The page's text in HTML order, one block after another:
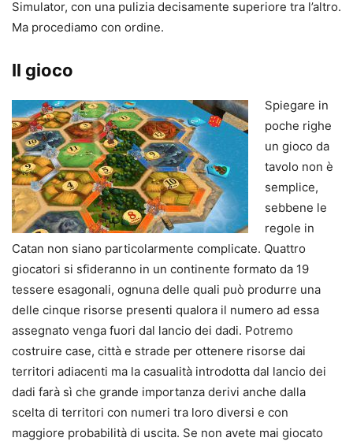
Simulator, con una pulizia decisamente superiore tra l’altro.
Ma procediamo con ordine.
Il gioco
Spiegare in
poche righe
un gioco da
tavolo non è
semplice,
sebbene le
regole in
Catan non siano particolarmente complicate. Quattro
giocatori si sfideranno in un continente formato da 19
tessere esagonali, ognuna delle quali può produrre una
delle cinque risorse presenti qualora il numero ad essa
assegnato venga fuori dal lancio dei dadi. Potremo
costruire case, città e strade per ottenere risorse dai
territori adiacenti ma la casualità introdotta dal lancio dei
dadi farà sì che grande importanza derivi anche dalla
scelta di territori con numeri tra loro diversi e con
maggiore probabilità di uscita. Se non avete mai giocato